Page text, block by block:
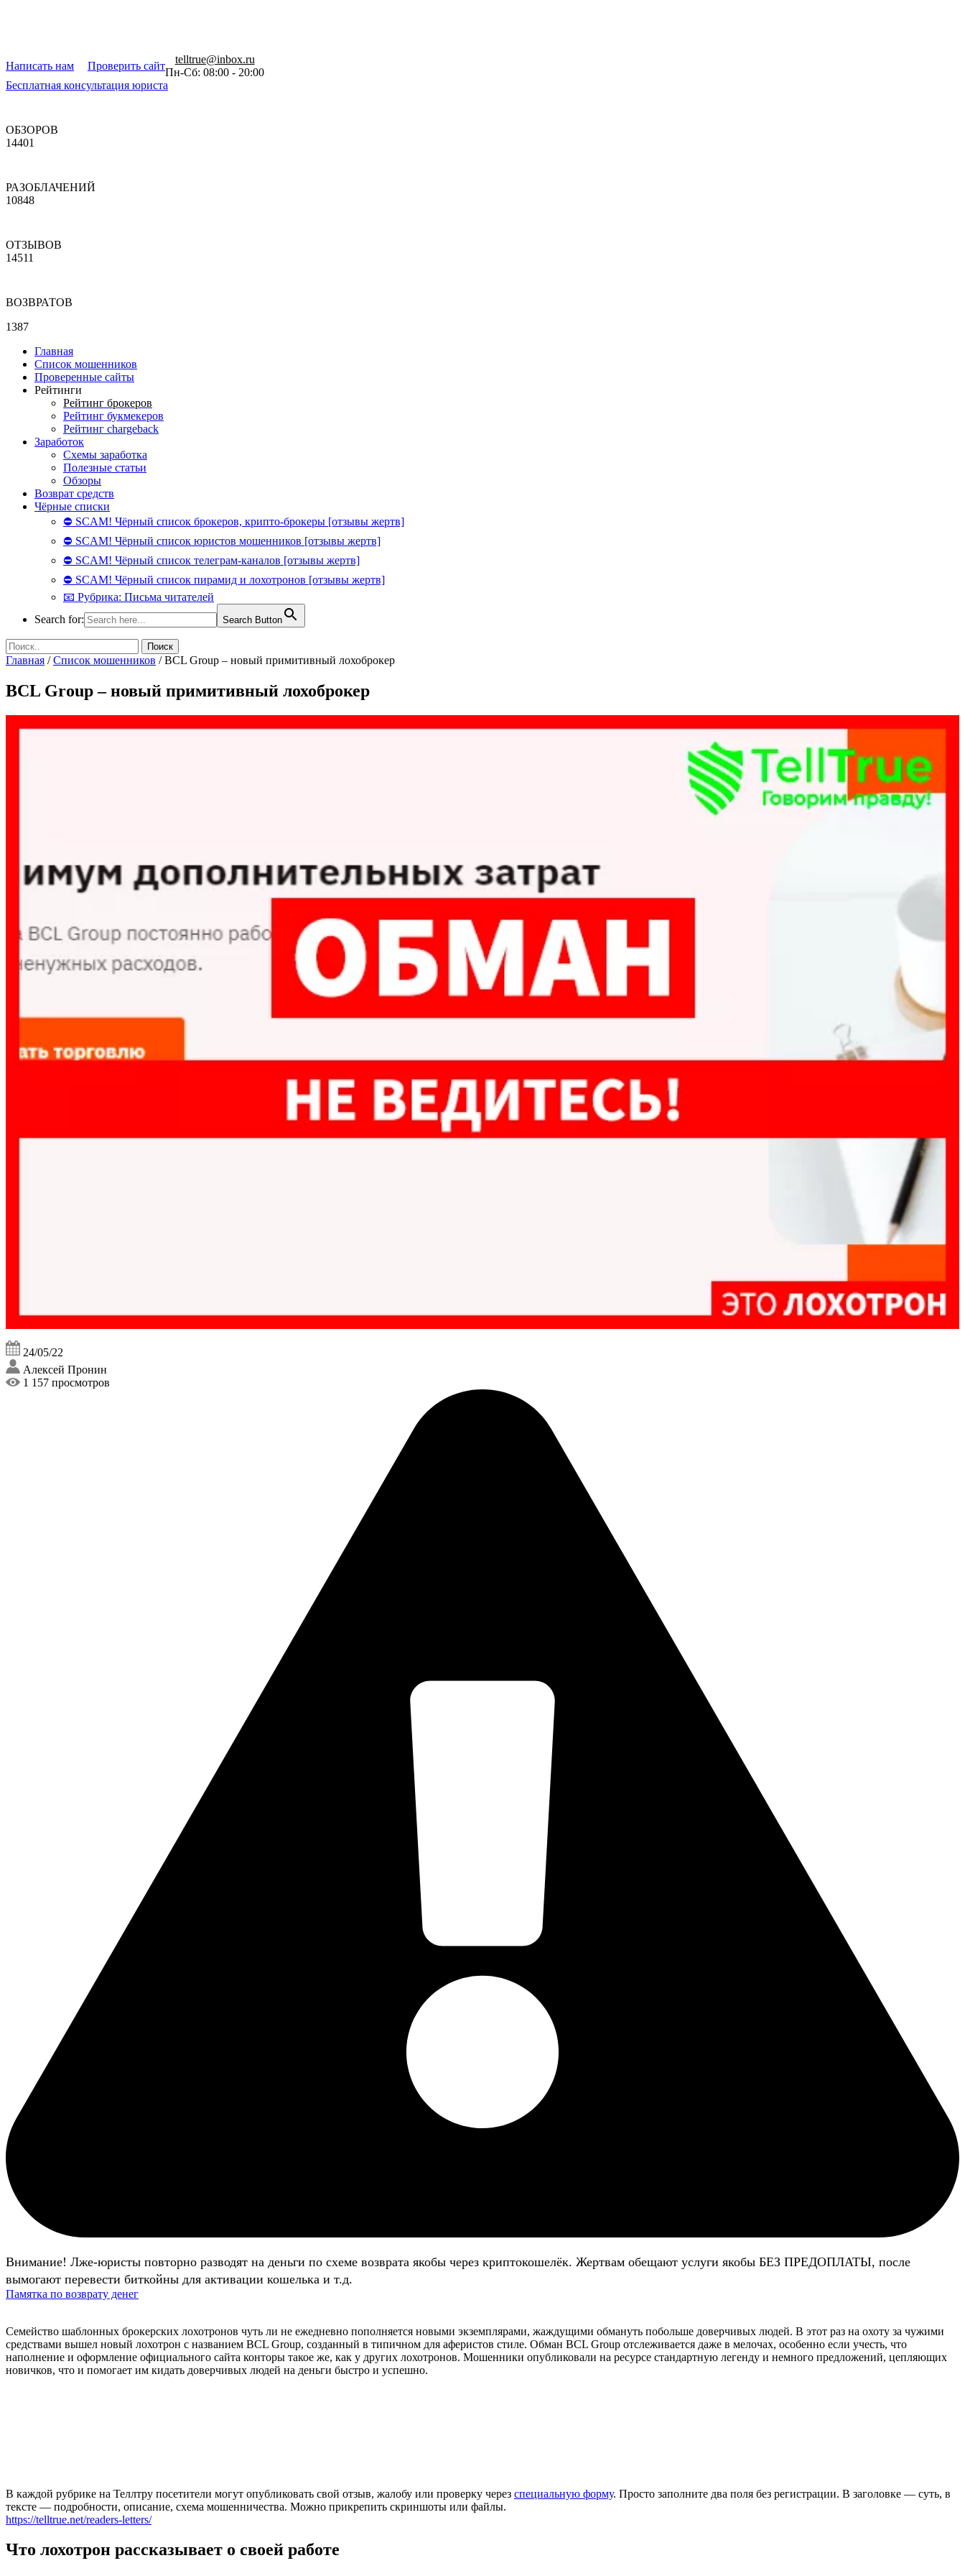
Написать нам Проверить сайт
telltrue@inbox.ru
Пн-Сб: 08:00 - 20:00
Бесплатная консультация юриста
ОБЗОРОВ
14401
РАЗОБЛАЧЕНИЙ
10848
ОТЗЫВОВ
14511
ВОЗВРАТОВ
1387
Главная
Список мошенников
Проверенные сайты
Рейтинги
Рейтинг брокеров
Рейтинг букмекеров
Рейтинг chargeback
Заработок
Схемы заработка
Полезные статьи
Обзоры
Возврат средств
Чёрные списки
⛔ SCAM! Чёрный список брокеров, крипто-брокеры [отзывы жертв]
⛔ SCAM! Чёрный список юристов мошенников [отзывы жертв]
⛔ SCAM! Чёрный список телеграм-каналов [отзывы жертв]
⛔ SCAM! Чёрный список пирамид и лохотронов [отзывы жертв]
📧 Рубрика: Письма читателей
Search for:
Search Button
Главная /Список мошенников /BCL Group – новый примитивный лохоброкер
BCL Group – новый примитивный лохоброкер
24/05/22
Алексей Пронин
1 157 просмотров
Внимание! Лже-юристы повторно разводят на деньги по схеме возврата якобы через криптокошелёк. Жертвам обещают услуги якобы БЕЗ ПРЕДОПЛАТЫ, после
вымогают перевести биткойны для активации кошелька и т.д.
Памятка по возврату денег
Семейство шаблонных брокерских лохотронов чуть ли не ежедневно пополняется новыми экземплярами, жаждущими обмануть побольше доверчивых людей. В этот раз на охоту за чужими
средствами вышел новый лохотрон с названием BCL Group, созданный в типичном для аферистов стиле. Обман BCL Group отслеживается даже в мелочах, особенно если учесть, что
наполнение и оформление официального сайта конторы такое же, как у других лохотронов. Мошенники опубликовали на ресурсе стандартную легенду и немного предложений, цепляющих
новичков, что и помогает им кидать доверчивых людей на деньги быстро и успешно.
В каждой рубрике на Теллтру посетители могут опубликовать свой отзыв, жалобу или проверку через специальную форму. Просто заполните два поля без регистрации. В заголовке — суть, в
тексте — подробности, описание, схема мошенничества. Можно прикрепить скриншоты или файлы.
https://telltrue.net/readers-letters/
Что лохотрон рассказывает о своей работе